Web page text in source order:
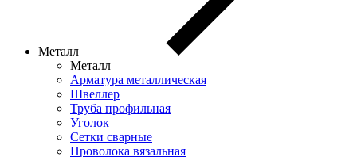
Металл
Металл
Арматура металлическая
Швеллер
Труба профильная
Уголок
Сетки сварные
Проволока вязальная